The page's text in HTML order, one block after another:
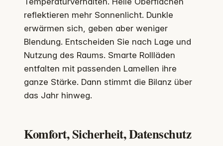
reflektieren mehr Sonnenlicht. Dunkle
erwärmen sich, geben aber weniger
Blendung. Entscheiden Sie nach Lage und
Nutzung des Raums. Smarte Rollläden
entfalten mit passenden Lamellen ihre
ganze Stärke. Dann stimmt die Bilanz über
das Jahr hinweg.
Komfort, Sicherheit, Datenschutz